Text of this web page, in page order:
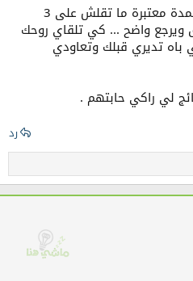
يس أي وصفة يلزمها مداومة لمدة معتبرة ما تقلش على 3
ويرجع واضح ... كي تلقاي روحك
باه تديري قبلك وتعاودي
لي راكي حابتهم .
رد